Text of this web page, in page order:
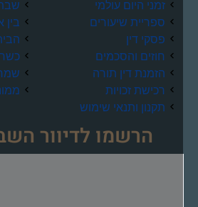
זמני היום עולמי
ספריית שיעורים
פסקי דין
חוזים והסכמים
הזמנת דין תורה
רכישת זכויות
תקנון ותנאי שימוש
שבת
בין
הבית
כשרות
שמחות
ממונות
הרשמו לדיוור